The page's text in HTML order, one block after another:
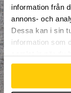
information från
annons- och
Dessa kan i sin
information som
NPF-Träning
Parkour
Påsk på Dome
Påsklovsläger
Skateboard